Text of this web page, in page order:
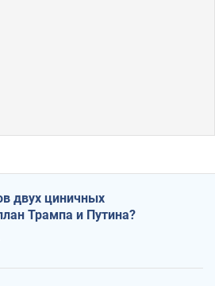
двух циничных
Трампа и Путина?